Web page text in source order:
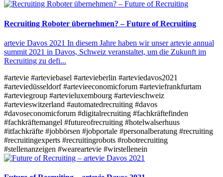
Recruiting Roboter übernehmen? – Future of Recruiting
artevie Davos 2021 In diesem Jahre haben wir unser artevie annual
summit 2021 in Davos, Schweiz veranstaltet, um die Zukunft im
Recruiting zu defi...
#artevie #arteviebasel #artevieberlin #arteviedavos2021
#arteviedüsseldorf#artevieeconomicforum #arteviefrankfurtam
#arteviegroup #artevieluxembourg #artevieschweiz
#artevieswitzerland #automatedrecruiting #davos
#davoseconomicforum #digitalrecruiting #fachkräftefinden
#fachkräftemangel #futureofrecruiting #hotelwalserhuus
#itfachkräfte #jobbörsen #jobportale #personalberatung #recruiting
#recruitingexperts #recruitingrobots #robotrecruiting
#stellenanzeigen #weareartevie #wirstellenein